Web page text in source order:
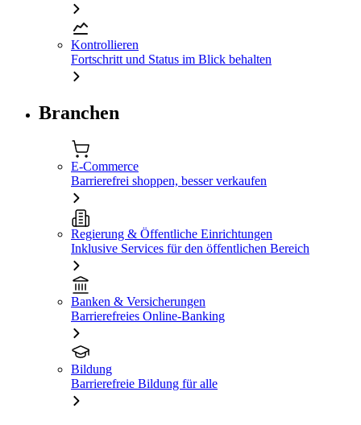
Kontrollieren
Fortschritt und Status im Blick behalten
Branchen
E-Commerce
Barrierefrei shoppen, besser verkaufen
Regierung & Öffentliche Einrichtungen
Inklusive Services für den öffentlichen Bereich
Banken & Versicherungen
Barrierefreies Online-Banking
Bildung
Barrierefreie Bildung für alle